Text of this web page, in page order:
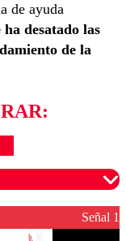
de ayuda
ha desatado las
de la
garantizar un
Señal 1